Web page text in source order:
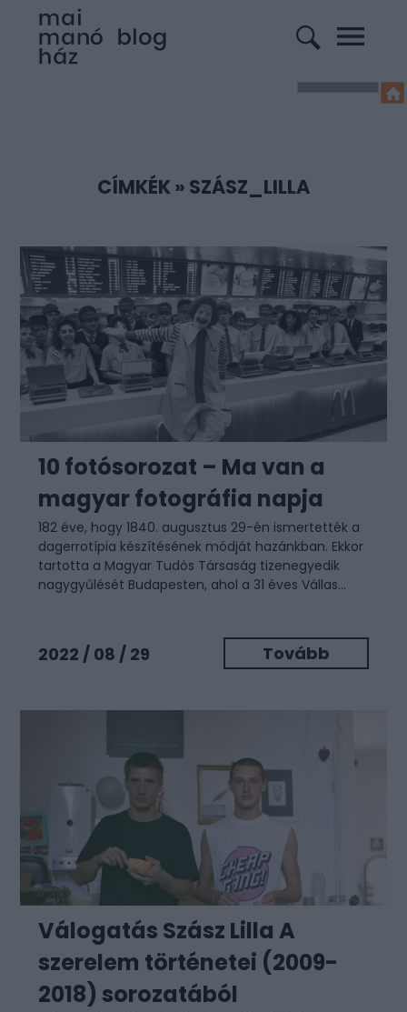
CÍMKÉK» SZÁSZ_LILLA
10 fotósorozat – Ma van a
magyar fotográfia napja
182 éve, hogy 1840. augusztus 29-én ismertették a
dagerrotípia készítésének módját hazánkban. Ekkor
tartotta a Magyar Tudós Társaság tizenegyedik
nagygyűlését Budapesten, ahol a 31 éves Vállas...
2022 / 08 / 29 Tovább
Válogatás Szász Lilla A
szerelem történetei (2009-
2018) sorozatából